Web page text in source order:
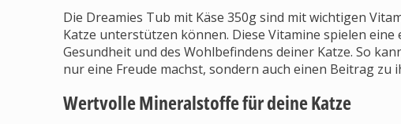
Die Dreamies Tub mit Käse 350g sind mit wichtigen
Katze unterstützen können. Diese Vitamine spielen
Gesundheit und des Wohlbefindens deiner Katze. So
nur eine Freude machst, sondern auch einen Beitrag zu
Wertvolle Mineralstoffe für deine Katze